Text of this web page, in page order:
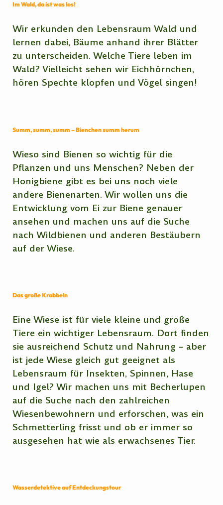
Im Wald, da ist was los!
Wir erkunden den Lebensraum Wald und
lernen dabei, Bäume anhand ihrer Blätter
zu unterscheiden. Welche Tiere leben im
Wald? Vielleicht sehen wir Eichhörnchen,
hören Spechte klopfen und Vögel singen!
Summ, summ, summ – Bienchen summ herum
Wieso sind Bienen so wichtig für die
Pflanzen und uns Menschen? Neben der
Honigbiene gibt es bei uns noch viele
andere Bienenarten. Wir wollen uns die
Entwicklung vom Ei zur Biene genauer
ansehen und machen uns auf die Suche
nach Wildbienen und anderen Bestäubern
auf der Wiese.
Das große Krabbeln
Eine Wiese ist für viele kleine und große
Tiere ein wichtiger Lebensraum. Dort finden
sie ausreichend Schutz und Nahrung – aber
ist jede Wiese gleich gut geeignet als
Lebensraum für Insekten, Spinnen, Hase
und Igel? Wir machen uns mit Becherlupen
auf die Suche nach den zahlreichen
Wiesenbewohnern und erforschen, was ein
Schmetterling frisst und ob er immer so
ausgesehen hat wie als erwachsenes Tier.
Wasserdetektive auf Entdeckungstour